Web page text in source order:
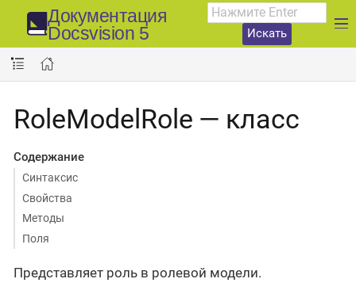
Документация
Docsvision 5
Искать
RoleModelRole — класс
Содержание
Синтаксис
Свойства
Методы
Поля
Представляет роль в ролевой модели.